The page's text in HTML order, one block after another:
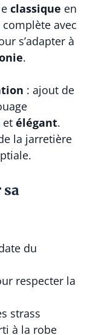
classique en
complète avec
s’adapter à
.
: ajout de
et élégant.
la jarretière
sa
du
respecter la
strass
à la robe